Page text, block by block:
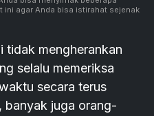
ini agar Anda bisa istirahat sejenak
tidak mengherankan
selalu memeriksa
secara terus
banyak juga orang-